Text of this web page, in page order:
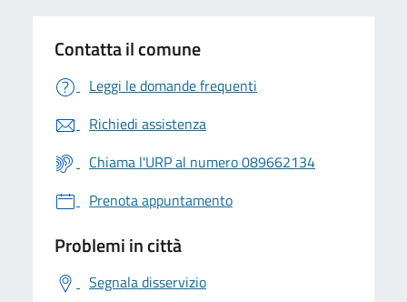
Contatta il comune
Leggi le domande frequenti
Richiedi assistenza
Chiama l'URP al numero 089662134
Prenota appuntamento
Problemi in città
Segnala disservizio